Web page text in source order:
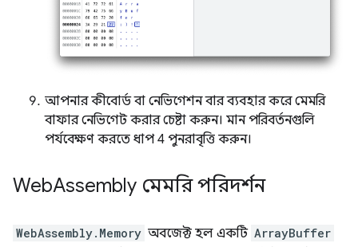
আপনার কীবোর্ড বা নেভিগেশন বার ব্যবহার করে মেমরি
বাফার নেভিগেট করার চেষ্টা করুন। মান পরিবর্তনগুলি
পর্যবেক্ষণ করতে ধাপ 4 পুনরাবৃত্তি করুন।
WebAssembly মেমরি পরিদর্শন
WebAssembly.Memory অবজেক্ট হল একটি ArrayBuffer